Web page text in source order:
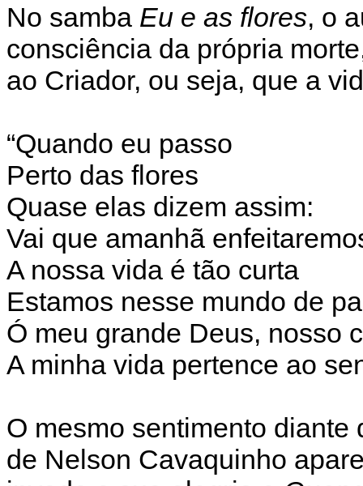
No samba Eu e as flores, o
consciência da própria
ao Criador, ou seja, que a
“Quando eu passo
Perto das flores
Quase elas dizem assim:
Vai que amanhã
A nossa vida é tão curta
Estamos nesse mundo de
Ó meu grande Deus, nosso
A minha vida pertence ao
O mesmo sentimento
de Nelson Cavaquinho